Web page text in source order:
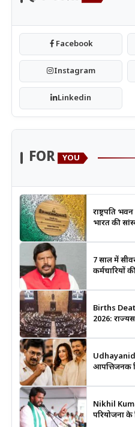
Facebook
Instagram
Linkedin
FOR YOU
राष्ट्रपति
भारत की
7 साल में
कर्मचारियों
Births
2026:
और कब
आपत्तिजनक
व्यवहार हुआ
Nikhil
परियोजना के